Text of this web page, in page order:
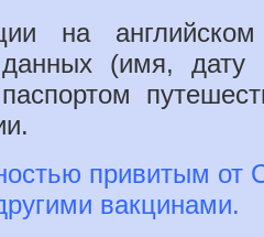
на
(имя, дату
привитым от
вакцинами.